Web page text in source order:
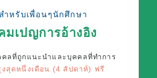
สำหรับเพื่อนๆนักศึกษา
มเปญการอ้างอิง
คลที่ถูกแนะนำและบุคคลที่ทำการ
งสุดหนึ่งเดือน (4 สัปดาห์) ฟรี